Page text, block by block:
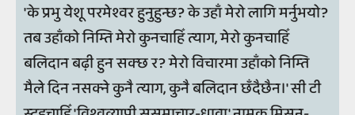
'के प्रभु येशू परमेश्वर हुनुहुन्छ? के उहाँ मेरो लागि मर्नुभयो?
तब उहाँको निम्ति मेरो कुनचाहिँ त्याग, मेरो कुनचाहिँ
बलिदान बढ़ी हुन सक्छ र? मेरो विचारमा उहाँको निम्ति
मैले दिन नसक्ने कुनै त्याग, कुनै बलिदान छँदैछैन।' सी टी